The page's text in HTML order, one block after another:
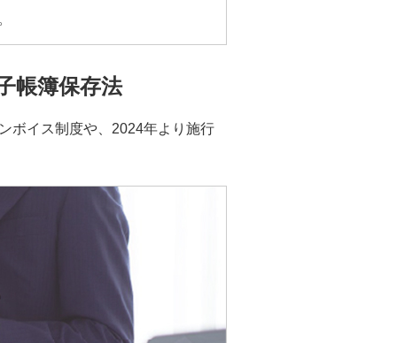
帳簿保存法
ボイス制度や、2024年より施行